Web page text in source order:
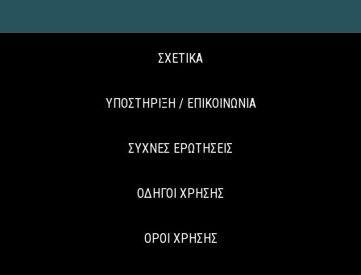
ΣΧΕΤΙΚΑ
ΥΠΟΣΤΗΡΙΞΗ / ΕΠΙΚΟΙΝΩΝΙΑ
ΣΥΧΝΕΣ ΕΡΩΤΗΣΕΙΣ
ΟΔΗΓΟΙ ΧΡΗΣΗΣ
ΟΡΟΙ ΧΡΗΣΗΣ